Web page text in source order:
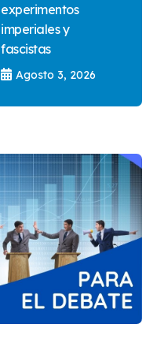
experimentos
imperiales y
fascistas
Agosto 3, 2026